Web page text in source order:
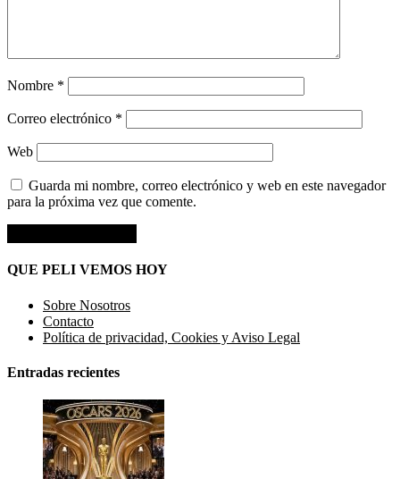
Nombre *
Correo electrónico *
Web
Guarda mi nombre, correo electrónico y web en este navegador
para la próxima vez que comente.
QUE PELI VEMOS HOY
Sobre Nosotros
Contacto
Política de privacidad, Cookies y Aviso Legal
Entradas recientes